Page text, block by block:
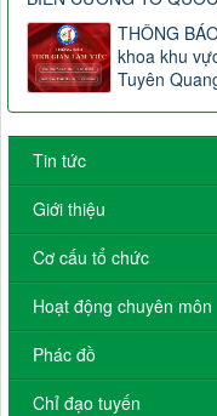
THÔNG
khoa khu
Tuyên
Tin tức
Giới thiệu
Cơ cấu tổ chức
Hoạt động chuyên môn
Phác đồ
Chỉ đạo tuyến